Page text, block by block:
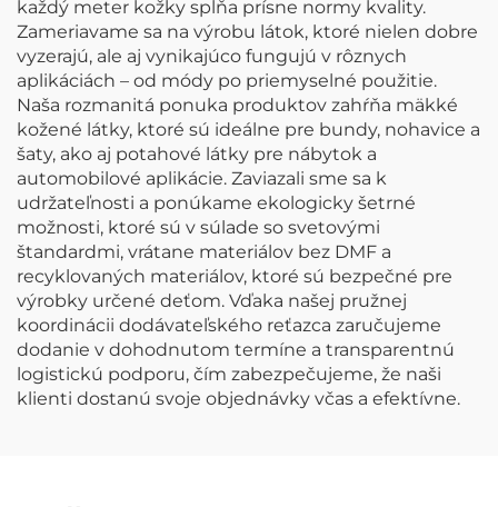
každý meter kožky spĺňa prísne normy kvality.
Zameriavame sa na výrobu látok, ktoré nielen dobre
vyzerajú, ale aj vynikajúco fungujú v rôznych
aplikáciách – od módy po priemyselné použitie.
Naša rozmanitá ponuka produktov zahŕňa mäkké
kožené látky, ktoré sú ideálne pre bundy, nohavice a
šaty, ako aj potahové látky pre nábytok a
automobilové aplikácie. Zaviazali sme sa k
udržateľnosti a ponúkame ekologicky šetrné
možnosti, ktoré sú v súlade so svetovými
štandardmi, vrátane materiálov bez DMF a
recyklovaných materiálov, ktoré sú bezpečné pre
výrobky určené deťom. Vďaka našej pružnej
koordinácii dodávateľského reťazca zaručujeme
dodanie v dohodnutom termíne a transparentnú
logistickú podporu, čím zabezpečujeme, že naši
klienti dostanú svoje objednávky včas a efektívne.